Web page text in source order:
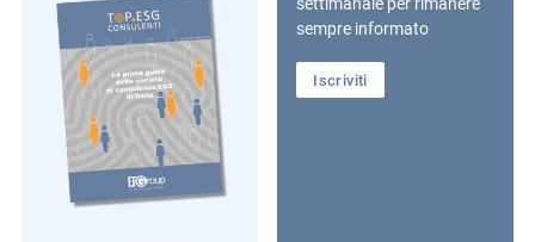
sempre informato
Iscriviti